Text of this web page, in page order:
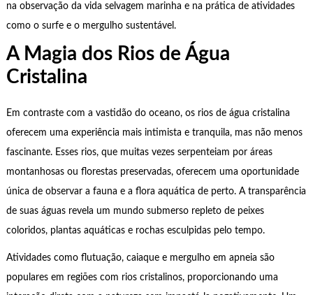
na observação da vida selvagem marinha e na prática de atividades
como o surfe e o mergulho sustentável.
A Magia dos Rios de Água
Cristalina
Em contraste com a vastidão do oceano, os rios de água cristalina
oferecem uma experiência mais intimista e tranquila, mas não menos
fascinante. Esses rios, que muitas vezes serpenteiam por áreas
montanhosas ou florestas preservadas, oferecem uma oportunidade
única de observar a fauna e a flora aquática de perto. A transparência
de suas águas revela um mundo submerso repleto de peixes
coloridos, plantas aquáticas e rochas esculpidas pelo tempo.
Atividades como flutuação, caiaque e mergulho em apneia são
populares em regiões com rios cristalinos, proporcionando uma